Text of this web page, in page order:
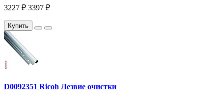
3227 ₽ 3397 ₽
Купить
D0092351 Ricoh Лезвие очистки